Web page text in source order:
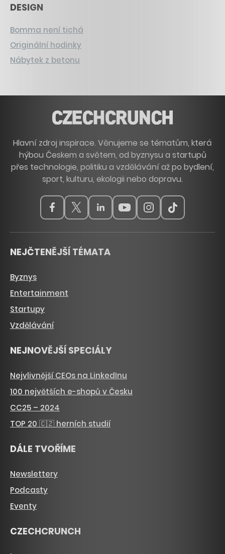
DESIGN
Bomma není tichá
Originální hodinky
Nábytek z betonu
Hlavní zdroj inspirace. Věnujeme se tématům, která
hýbou Českem a světem, od byznysu a startupů
přes technologie, politiku a vzdělávání až po bydlení,
sport, kulturu, ekologii nebo dopravu.
NEJČTENĚJŠÍ TÉMATA
Byznys
Entertainment
Startupy
Vzdělávání
NEJNOVĚJŠÍ SPECIÁLY
Nejvlivnější CEOs na LinkedInu
100 největších e-shopů v Česku
CC25 – 2024
TOP 20 🇨🇿 herních studií
DÁLE TVOŘÍME
Newslettery
Podcasty
Eventy
CZECHCRUNCH